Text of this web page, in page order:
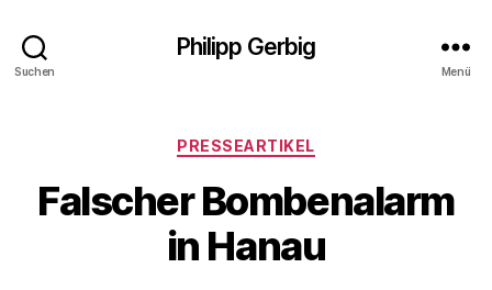
Suchen
Philipp Gerbig
Menü
Kategorien
PRESSEARTIKEL
Falscher Bombenalarm
in Hanau